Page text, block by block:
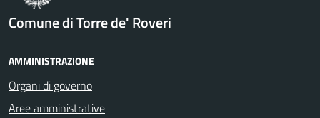
Comune di Torre de' Roveri
AMMINISTRAZIONE
Organi di governo
Aree amministrative